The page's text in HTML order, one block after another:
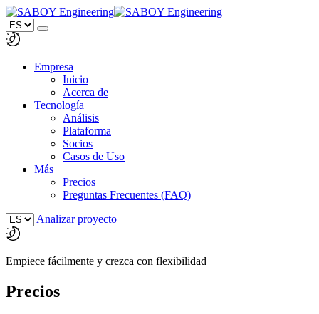
Empresa
Inicio
Acerca de
Tecnología
Análisis
Plataforma
Socios
Casos de Uso
Más
Precios
Preguntas Frecuentes (FAQ)
Analizar proyecto
Empiece fácilmente y crezca con flexibilidad
Precios